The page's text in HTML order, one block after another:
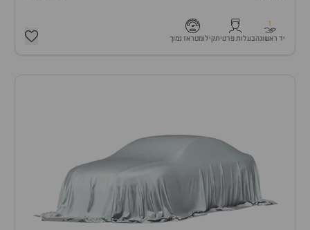
1
יד ראשונהבעלות פרטיתקילומטראז נמוך